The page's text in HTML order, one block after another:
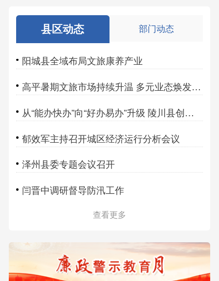
县区动态 部门动态
阳城县全域布局文旅康养产业
高平暑期文旅市场持续升温 多元业态焕发新活力
从“能办快办”向“好办易办”升级 陵川县创新举措提升政务服务效能
郁效军主持召开城区经济运行分析会议
泽州县委专题会议召开
闫晋中调研督导防汛工作
查看更多